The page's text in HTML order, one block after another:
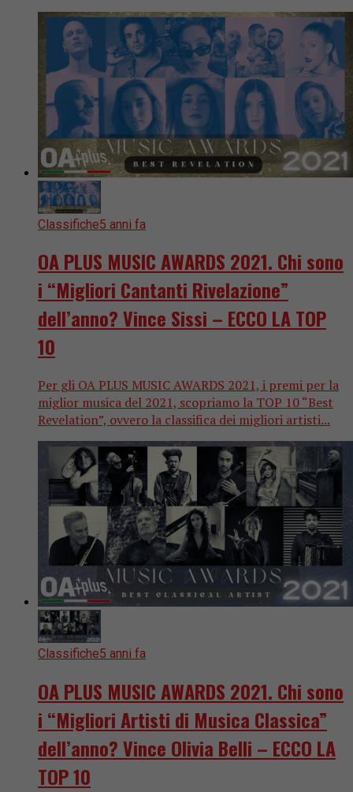
Classifiche5 anni fa
OA PLUS MUSIC AWARDS 2021. Chi sono
i “Migliori Cantanti Rivelazione”
dell’anno? Vince Sissi – ECCO LA TOP
10
Per gli OA PLUS MUSIC AWARDS 2021, i premi per la
miglior musica del 2021, scopriamo la TOP 10 “Best
Revelation”, ovvero la classifica dei migliori artisti...
Classifiche5 anni fa
OA PLUS MUSIC AWARDS 2021. Chi sono
i “Migliori Artisti di Musica Classica”
dell’anno? Vince Olivia Belli – ECCO LA
TOP 10